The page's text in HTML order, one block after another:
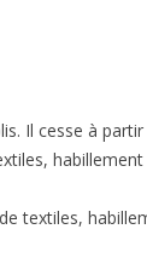
Il cesse à
textiles,